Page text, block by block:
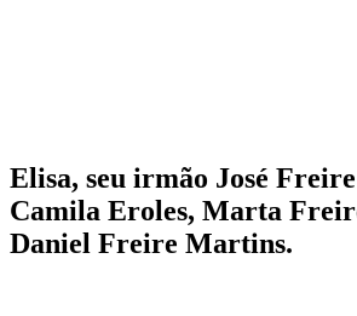
Elisa, seu irmão José
Camila Eroles, Marta
Daniel Freire Martins.